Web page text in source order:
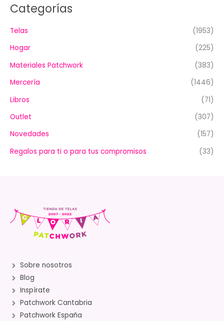
Categorías
Telas
(1953)
Hogar
(225)
Materiales Patchwork
(383)
Mercería
(1446)
Libros
(71)
Outlet
(307)
Novedades
(157)
Regalos para ti o para tus compromisos
(33)
Sobre nosotros
Blog
Inspírate
Patchwork Cantabria
Patchwork España